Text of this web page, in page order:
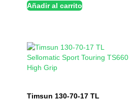
Añadir al carrito
Timsun 130-70-17 TL